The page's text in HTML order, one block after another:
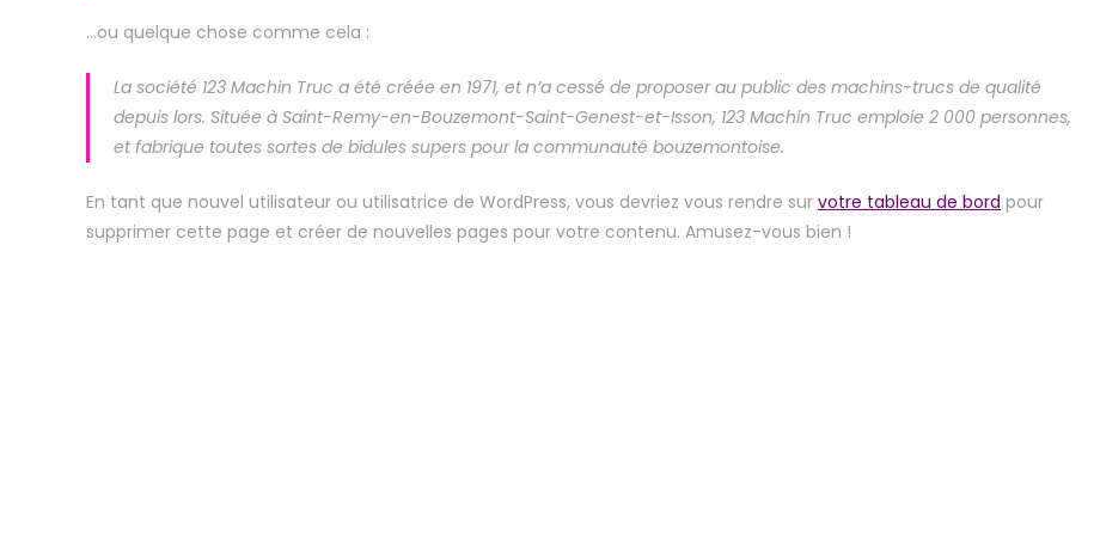
…ou quelque chose comme cela :
La société 123 Machin Truc a été créée en 1971, et n’a cessé de proposer au public des machins-trucs de qualité
depuis lors. Située à Saint-Remy-en-Bouzemont-Saint-Genest-et-Isson, 123 Machin Truc emploie 2 000 personnes,
et fabrique toutes sortes de bidules supers pour la communauté bouzemontoise.
En tant que nouvel utilisateur ou utilisatrice de WordPress, vous devriez vous rendre sur votre tableau de bord pour
supprimer cette page et créer de nouvelles pages pour votre contenu. Amusez-vous bien !